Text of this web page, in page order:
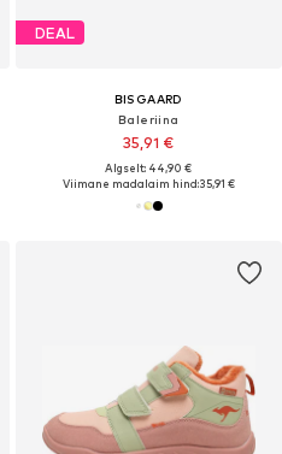
DEAL
BISGAARD
Baleriina
35,91 €
Algselt: 44,90 €
Viimane madalaim hind:35,91 €